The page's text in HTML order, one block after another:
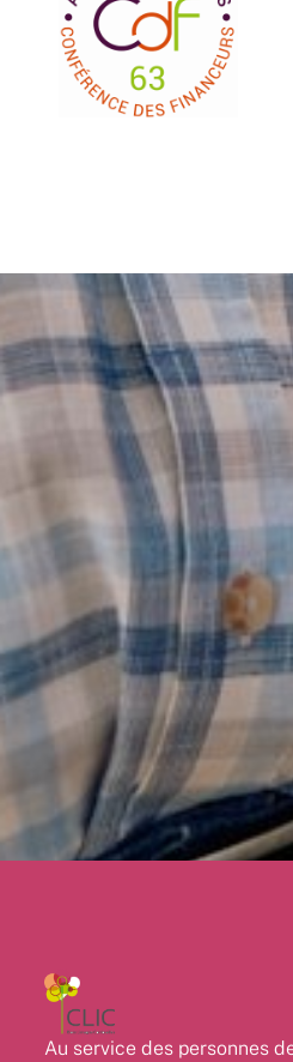
Au service des personnes